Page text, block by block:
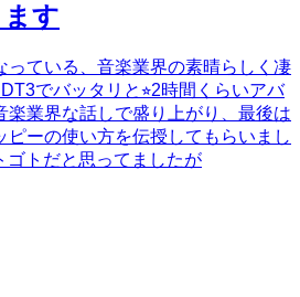
す
っている、音楽業界の素晴らしく凄
でバッタリと⭐︎2時間くらいアバ
楽業界な話しで盛り上がり、最後は
ピーの使い方を伝授してもらいまし
ゴトだと思ってましたが